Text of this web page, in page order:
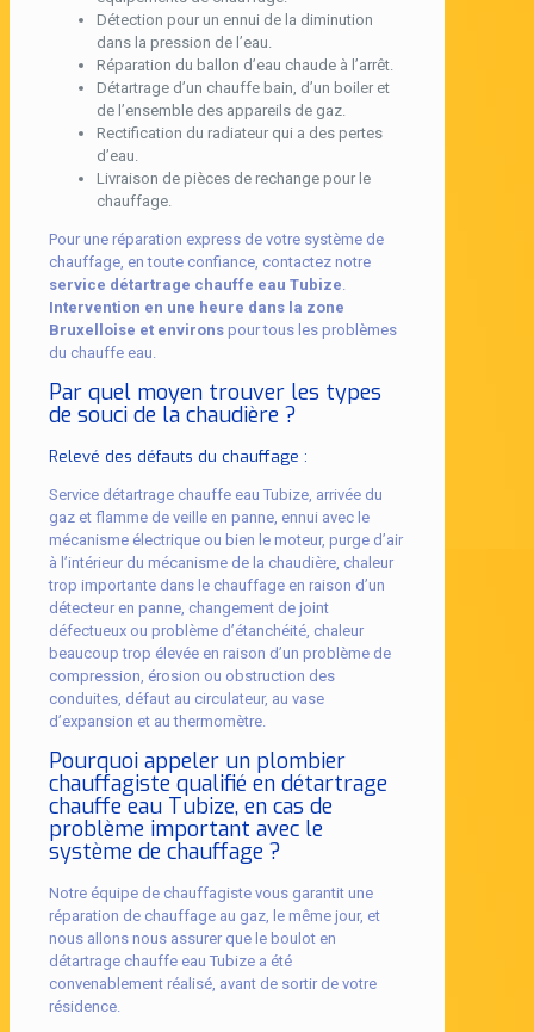
Détection pour un ennui de la diminution
dans la pression de l’eau.
Réparation du ballon d’eau chaude à l’arrêt.
Détartrage d’un chauffe bain, d’un boiler et
de l’ensemble des appareils de gaz.
Rectification du radiateur qui a des pertes
d’eau.
Livraison de pièces de rechange pour le
chauffage.
Pour une réparation express de votre système de
chauffage, en toute confiance, contactez notre
service détartrage chauffe eau Tubize.
Intervention en une heure dans la zone
Bruxelloise et environs pour tous les problèmes
du chauffe eau.
Par quel moyen trouver les types
de souci de la chaudière ?
Relevé des défauts du chauffage :
Service détartrage chauffe eau Tubize, arrivée du
gaz et flamme de veille en panne, ennui avec le
mécanisme électrique ou bien le moteur, purge d’air
à l’intérieur du mécanisme de la chaudière, chaleur
trop importante dans le chauffage en raison d’un
détecteur en panne, changement de joint
défectueux ou problème d’étanchéité, chaleur
beaucoup trop élevée en raison d’un problème de
compression, érosion ou obstruction des
conduites, défaut au circulateur, au vase
d’expansion et au thermomètre.
Pourquoi appeler un plombier
chauffagiste qualifié en détartrage
chauffe eau Tubize, en cas de
problème important avec le
système de chauffage ?
Notre équipe de chauffagiste vous garantit une
réparation de chauffage au gaz, le même jour, et
nous allons nous assurer que le boulot en
détartrage chauffe eau Tubize a été
convenablement réalisé, avant de sortir de votre
résidence.